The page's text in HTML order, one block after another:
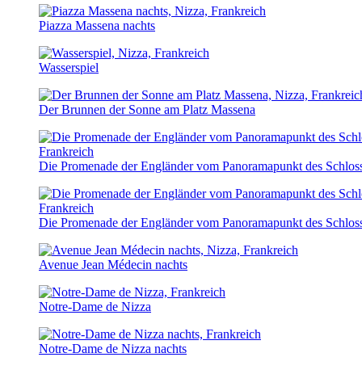
Piazza Massena nachts
Wasserspiel
Der Brunnen der Sonne am Platz Massena
Die Promenade der Engländer vom Panoramapunkt des
Die Promenade der Engländer vom Panoramapunkt des
Avenue Jean Médecin nachts
Notre-Dame de Nizza
Notre-Dame de Nizza nachts